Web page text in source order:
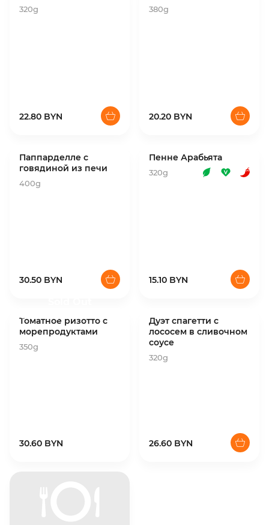
320g
22.80 BYN
380g
20.20 BYN
Паппарделле с
говядиной из печи
400g
30.50 BYN
Пенне Арабьята
320g
15.10 BYN
Томатное ризотто с
морепродуктами
350g
30.60 BYN
Дуэт спагетти с
лососем в сливочном
соусе
320g
26.60 BYN